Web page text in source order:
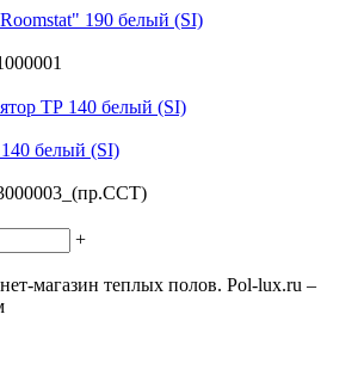
190 белый (SI)
белый (SI)
+
магазин теплых полов. Pol-lux.ru –